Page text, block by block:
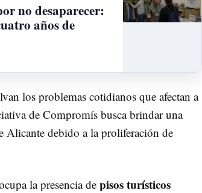
no desaparecer:
años de
los problemas cotidianos que afectan a
de Compromís busca brindar una
Alicante debido a la proliferación de
la presencia de pisos turísticos